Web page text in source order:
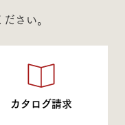
さい。
カタログ請求